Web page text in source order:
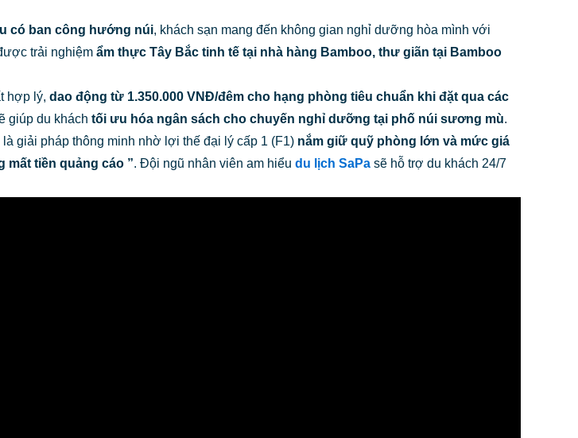
có ban công hướng núi, khách sạn mang đến không gian nghỉ dưỡng hòa mình với
trải nghiệm ẩm thực Tây Bắc tinh tế tại nhà hàng Bamboo, thư giãn tại Bamboo
hợp lý, dao động từ 1.350.000 VNĐ/đêm cho hạng phòng tiêu chuẩn khi đặt qua các
giúp du khách tối ưu hóa ngân sách cho chuyến nghỉ dưỡng tại phố núi sương mù.
là giải pháp thông minh nhờ lợi thế đại lý cấp 1 (F1) nắm giữ quỹ phòng lớn và mức giá
mất tiền quảng cáo ”. Đội ngũ nhân viên am hiểu du lịch SaPa sẽ hỗ trợ du khách 24/7